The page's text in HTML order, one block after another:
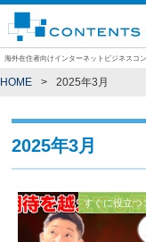
海外在住者向けインターネットビジネスコ
HOME 2025年3月
2025年3月
すぐに役立つ